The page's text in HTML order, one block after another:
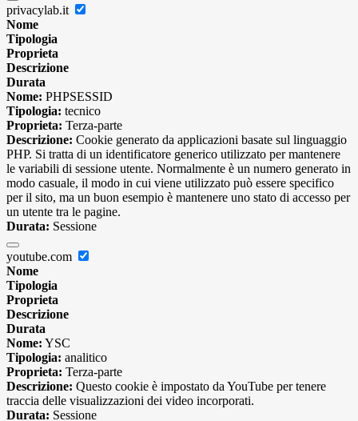
privacylab.it
Nome
Tipologia
Proprieta
Descrizione
Durata
Nome: PHPSESSID
Tipologia: tecnico
Proprieta: Terza-parte
Descrizione: Cookie generato da applicazioni basate sul linguaggio
PHP. Si tratta di un identificatore generico utilizzato per mantenere
le variabili di sessione utente. Normalmente è un numero generato in
modo casuale, il modo in cui viene utilizzato può essere specifico
per il sito, ma un buon esempio è mantenere uno stato di accesso per
un utente tra le pagine.
Durata: Sessione
youtube.com
Nome
Tipologia
Proprieta
Descrizione
Durata
Nome: YSC
Tipologia: analitico
Proprieta: Terza-parte
Descrizione: Questo cookie è impostato da YouTube per tenere
traccia delle visualizzazioni dei video incorporati.
Durata: Sessione